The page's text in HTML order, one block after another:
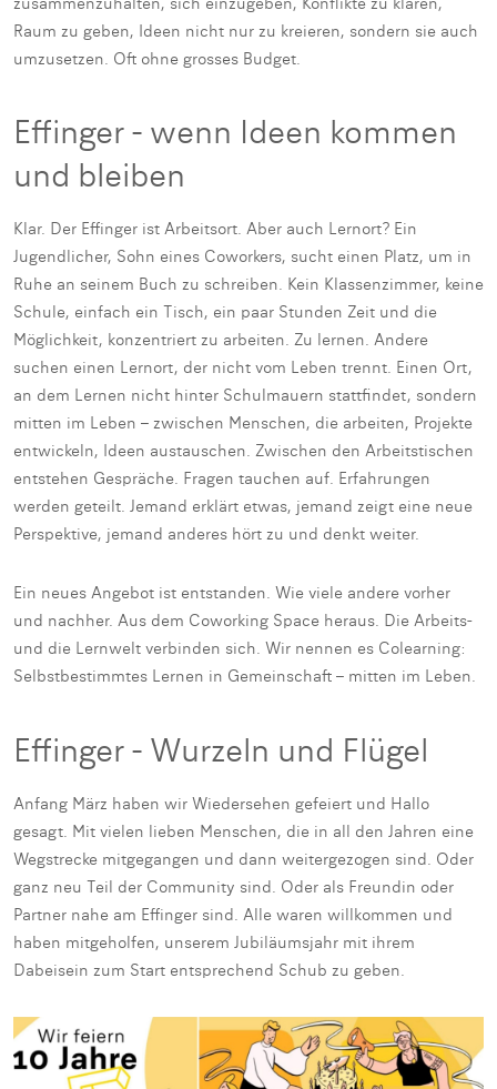
zusammenzuhalten, sich einzugeben, Konflikte zu klären,
Raum zu geben, Ideen nicht nur zu kreieren, sondern sie auch
umzusetzen. Oft ohne grosses Budget.
Effinger - wenn Ideen kommen
und bleiben
Klar. Der Effinger ist Arbeitsort. Aber auch Lernort? Ein
Jugendlicher, Sohn eines Coworkers, sucht einen Platz, um in
Ruhe an seinem Buch zu schreiben. Kein Klassenzimmer, keine
Schule, einfach ein Tisch, ein paar Stunden Zeit und die
Möglichkeit, konzentriert zu arbeiten. Zu lernen. Andere
suchen einen Lernort, der nicht vom Leben trennt. Einen Ort,
an dem Lernen nicht hinter Schulmauern stattfindet, sondern
mitten im Leben – zwischen Menschen, die arbeiten, Projekte
entwickeln, Ideen austauschen. Zwischen den Arbeitstischen
entstehen Gespräche. Fragen tauchen auf. Erfahrungen
werden geteilt. Jemand erklärt etwas, jemand zeigt eine neue
Perspektive, jemand anderes hört zu und denkt weiter.
Ein neues Angebot ist entstanden. Wie viele andere vorher
und nachher. Aus dem Coworking Space heraus. Die Arbeits-
und die Lernwelt verbinden sich. Wir nennen es Colearning:
Selbstbestimmtes Lernen in Gemeinschaft – mitten im Leben.
Effinger - Wurzeln und Flügel
Anfang März haben wir Wiedersehen gefeiert und Hallo
gesagt. Mit vielen lieben Menschen, die in all den Jahren eine
Wegstrecke mitgegangen und dann weitergezogen sind. Oder
ganz neu Teil der Community sind. Oder als Freundin oder
Partner nahe am Effinger sind. Alle waren willkommen und
haben mitgeholfen, unserem Jubiläumsjahr mit ihrem
Dabeisein zum Start entsprechend Schub zu geben.